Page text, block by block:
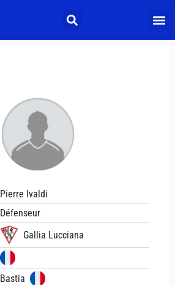
Pierre Ivaldi
Défenseur
Gallia Lucciana
Bastia